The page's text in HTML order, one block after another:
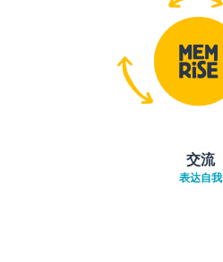
交流
表达自我